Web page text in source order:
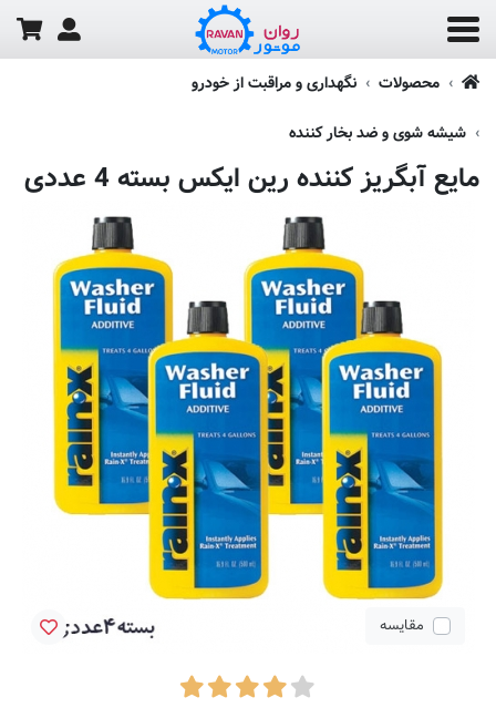
محصولات
نگهداری و مراقبت از خودرو
شیشه شوی و ضد بخار کننده
مایع آبگریز کننده رین ایکس بسته 4 عددی
مقایسه